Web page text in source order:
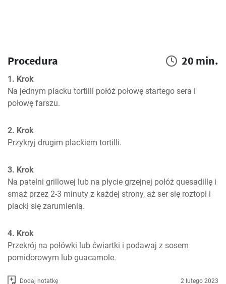
Procedura 20 min.
1. Krok
Na jednym placku tortilli połóż połowę startego sera i
połowę farszu.
2. Krok
Przykryj drugim plackiem tortilli.
3. Krok
Na patelni grillowej lub na płycie grzejnej połóż quesadillę i
smaż przez 2-3 minuty z każdej strony, aż ser się roztopi i
placki się zarumienią.
4. Krok
Przekrój na połówki lub ćwiartki i podawaj z sosem
pomidorowym lub guacamole.
Dodaj notatkę 2 lutego 2023